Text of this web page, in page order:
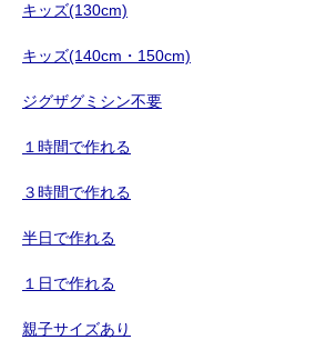
キッズ(130cm)
キッズ(140cm・150cm)
ジグザグミシン不要
１時間で作れる
３時間で作れる
半日で作れる
１日で作れる
親子サイズあり